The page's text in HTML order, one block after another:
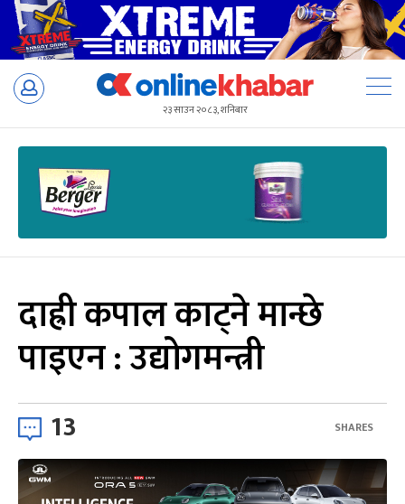
Skip
२३ साउन २०८३, शनिबार
दाह्री कपाल काट्ने मान्छे
पाइएन : उद्योगमन्त्री
13 SHARES